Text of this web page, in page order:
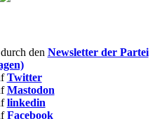
den Newsletter der Partei
Twitter
Mastodon
linkedin
Facebook